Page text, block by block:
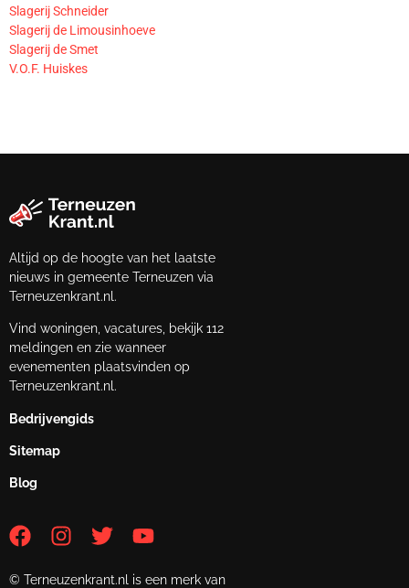
Slagerij Schneider
Slagerij de Limousinhoeve
Slagerij de Smet
V.O.F. Huiskes
Altijd op de hoogte van het laatste
nieuws in gemeente Terneuzen via
Terneuzenkrant.nl.
Vind woningen, vacatures, bekijk 112
meldingen en zie wanneer
evenementen plaatsvinden op
Terneuzenkrant.nl.
Bedrijvengids
Sitemap
Blog
© Terneuzenkrant.nl is een merk van